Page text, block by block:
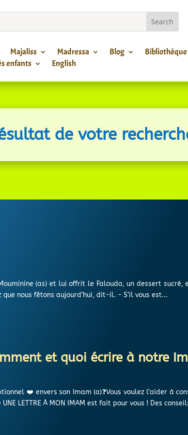
Majaliss Madressa Blog
Bibliothèque
enfants
English
de votre
(as) et lui offrit le Falouda, un dessert sucré,
que nous fêtons aujourd’hui, dit-il. - S’il vous est...
et quoi écrire à notre
❤️ envers son Imam (a)❓Vous voulez l’aider à
LETTRE À MON IMAM est fait pour vous ! Des